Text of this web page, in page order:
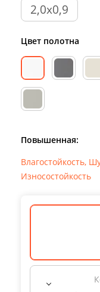
2,0х0,9
Цвет полотна
Повышенная:
Влагостойкость,
Износостойкость